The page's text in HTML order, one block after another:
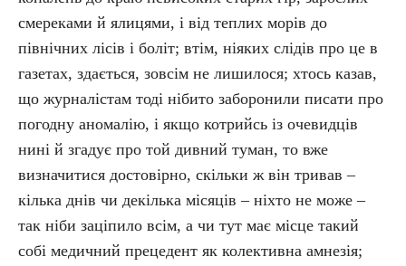
смереками й ялицями, і від теплих морів до
північних лісів і боліт; втім, ніяких слідів про це в
газетах, здається, зовсім не лишилося; хтось казав,
що журналістам тоді нібито заборонили писати про
погодну аномалію, і якщо котрийсь із очевидців
нині й згадує про той дивний туман, то вже
визначитися достовірно, скільки ж він тривав –
кілька днів чи декілька місяців – ніхто не може –
так ніби заціпило всім, а чи тут має місце такий
собі медичний прецедент як колективна амнезія;